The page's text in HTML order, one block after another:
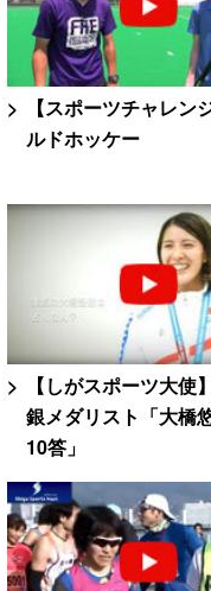
【スポーツチャレン
ルドホッケー
【しがスポーツ大使
銀メダリスト「大橋
10答」